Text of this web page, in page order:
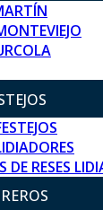
DE RESES